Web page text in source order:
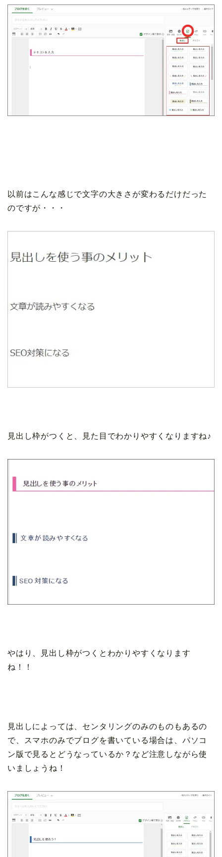
以前はこんな感じで文字の大きさが変わるだけだった
のですが・・・
見出し枠がつくと、見た目でわかりやすくなりますね♪
やはり、見出し枠がつくとわかりやすくなります
ね！！
見出しによっては、センタリングのみのものもあるの
で、スマホのみでブログを書いている場合は、パソコ
ン版で見るとどうなっているか？など注意しながら使
いましょうね！